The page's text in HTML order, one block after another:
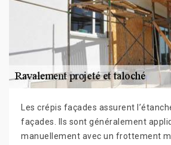
Les crépis façades assurent
façades. Ils sont généralement
manuellement avec un frottement